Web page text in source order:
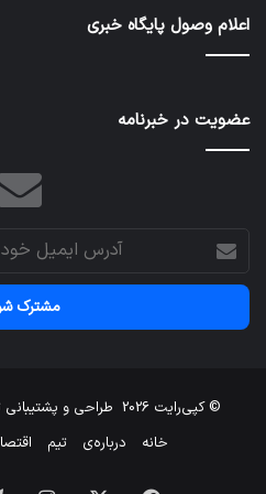
طرح‌های
عمرانی
اعلام وصول پایگاه خبری
عضویت در خبرنامه
آدرس
ایمیل
خود
وارد
© کپی‌رایت 2026 طراحی و
خانه
درباره‌ی تیم